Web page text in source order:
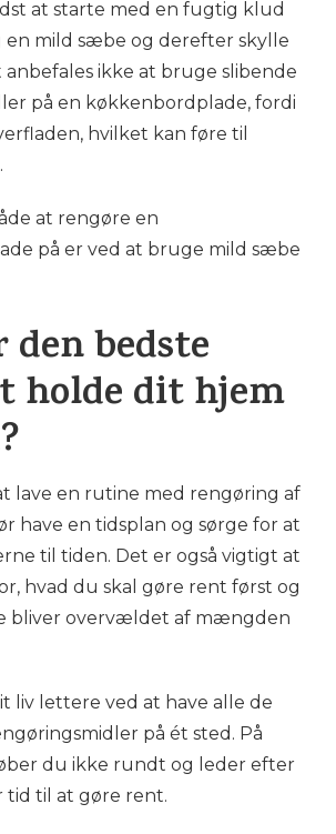
at starte med en fugtig klud
en mild sæbe og derefter skylle
anbefales ikke at bruge slibende
på en køkkenbordplade, fordi
hvilket kan føre til
at rengøre en
på er ved at bruge mild sæbe
den bedste
holde dit hjem
lave en rutine med rengøring af
have en tidsplan og sørge for at
til tiden. Det er også vigtigt at
hvad du skal gøre rent først og
bliver overvældet af mængden
liv lettere ved at have alle de
på ét sted. På
du ikke rundt og leder efter
tid til at gøre rent.